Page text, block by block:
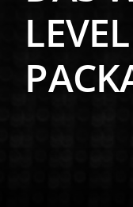
LEVEL